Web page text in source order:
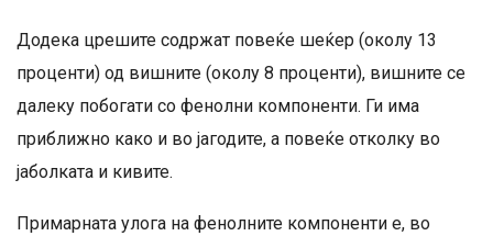
Додека црешите содржат повеќе шеќер (околу 13
проценти) од вишните (околу 8 проценти), вишните се
далеку побогати со фенолни компоненти. Ги има
приближно како и во јагодите, а повеќе отколку во
јаболката и кивите.
Примарната улога на фенолните компоненти е, во